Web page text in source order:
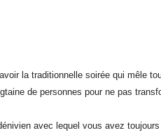
la traditionnelle soirée qui mêle
de personnes pour ne pas
avec lequel vous avez